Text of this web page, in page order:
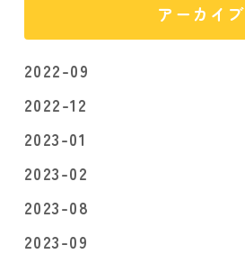
アーカイブ
2022-09
2022-12
2023-01
2023-02
2023-08
2023-09